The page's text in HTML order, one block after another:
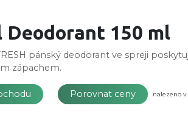
Deodorant 150 ml
pánský deodorant ve spreji
zápachem.
Porovnat ceny nalezeno v